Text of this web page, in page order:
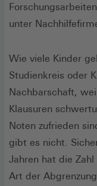
unter
Wie viele Kinder
Studienkreis oder
Nachbarschaft,
Klausuren
Noten zufrieden
gibt es nicht.
Jahren hat die
Art der